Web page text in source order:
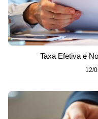
Taxa Efetiva e
12/